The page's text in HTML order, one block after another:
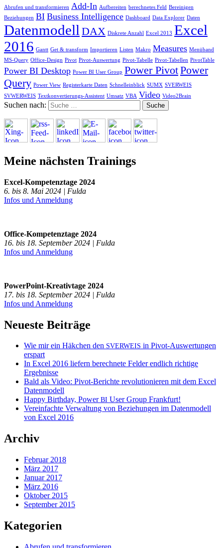
Abrufen und transformieren Add-In Aufbereiten berechnetes Feld Bereinigen
Beziehungen BI Business Intelligence Dashboard Data Explorer Daten
Datenmodell DAX Diskrete Anzahl Excel 2013 Excel
2016 Gantt Get & transform Importieren Listen Makro Measures Menüband
MS-Query Office-Design Pivot Pivot-Auswertung Pivot-Tabelle Pivot-Tabellen PivotTable
Power BI Desktop Power BI User Group Power PivotPower
Query Power View Registerkarte Daten Schnelleinblick SUMX SVERWEIS
SVWERWEIS Textkonvertierungs-Assistent Umsatz VBA Video Video2Brain
Suchen nach:
Meine nächsten Trainings
Excel-Kompetenztage 2024
6. bis 8. Mai 2024 | Fulda
Infos und Anmeldung
Office-Kompetenztage 2024
16. bis 18. September 2024 | Fulda
Infos und Anmeldung
PowerPoint-Kreativtage 2024
17. bis 18. September 2024 | Fulda
Infos und Anmeldung
Neueste Beiträge
Wie mir ein Häkchen den SVERWEIS in Pivot-Auswertungen
erspart
In Excel 2016 liefern berechnete Felder endlich richtige
Ergebnisse
Bald als Video: Pivot-Berichte revolutionieren mit dem Excel
Datenmodell
Happy Birthday, PowerBI User Group Frankfurt!
Vereinfachte Verwaltung von Beziehungen im Datenmodell
von Excel 2016
Archiv
Februar 2018
März 2017
Januar 2017
März 2016
Oktober 2015
September 2015
Kategorien